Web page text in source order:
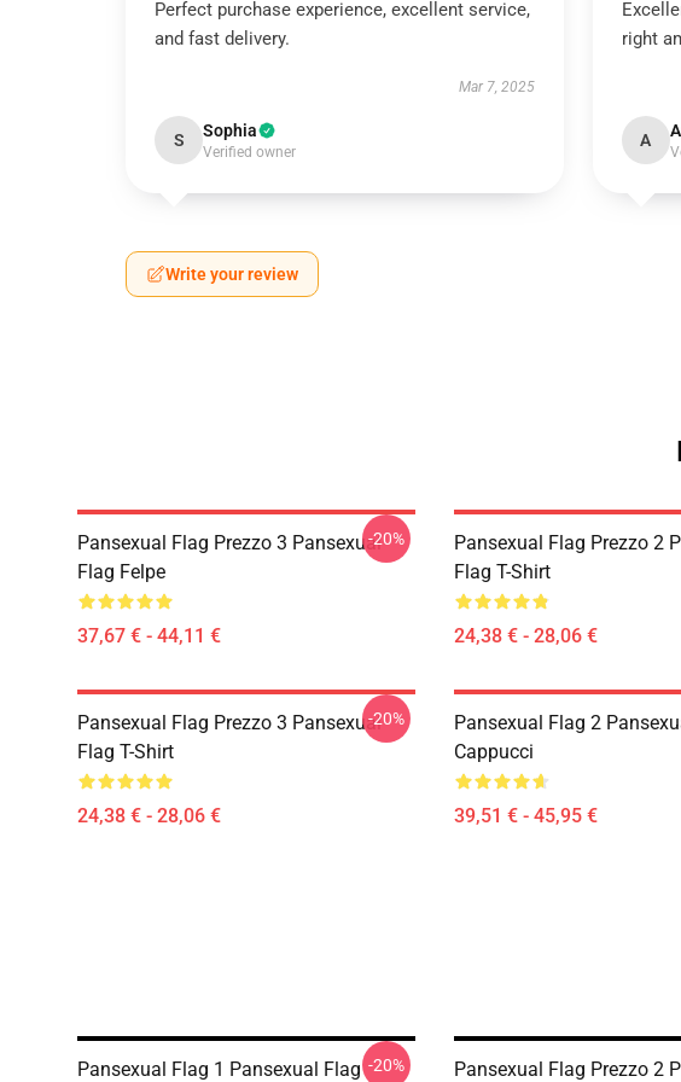
Perfect purchase experience, excellent service,
and fast delivery.
Mar 7, 2025
S Sophia
Verified owner
right
A
Write your review
Pansexual Flag Prezzo 3 Pansexual
Flag Felpe
37,67 € - 44,11 €
-20%
Pansexual Flag Prezzo 2
Flag T-Shirt
24,38 € - 28,06 €
Pansexual Flag Prezzo 3 Pansexual
Flag T-Shirt
24,38 € - 28,06 €
-20%
Pansexual Flag 2
Cappucci
39,51 € - 45,95 €
Pansexual Flag 1 Pansexual Flag -20%
Pansexual Flag Prezzo 2